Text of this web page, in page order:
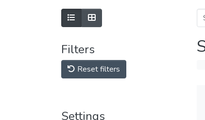
Filters
Reset filters
Settings